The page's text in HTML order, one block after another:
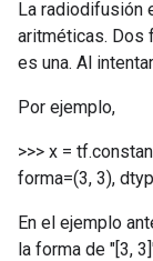
La radiodifusión
aritméticas. Dos
es una. Al
Por ejemplo,
>>> x =
forma=(3, 3),
En el ejemplo
la forma de "[3,